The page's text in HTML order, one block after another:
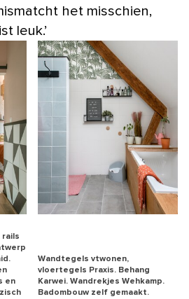
het misschien,
leuk.’
rails
en
Wandtegels vtwonen,
vloertegels Praxis. Behang
Karwei. Wandrekjes Wehkamp.
Badombouw zelf gemaakt.